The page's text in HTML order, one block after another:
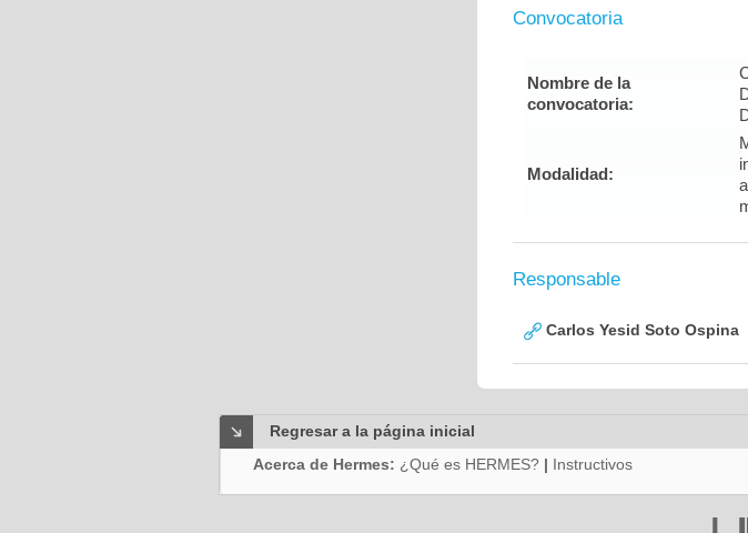
Convocatoria
Nombre de la
convocatoria:
Modalidad:
Responsable
Carlos Yesid Soto Ospina
Regresar a la página inicial
Acerca de Hermes: ¿Qué es HERMES? | Instructivos